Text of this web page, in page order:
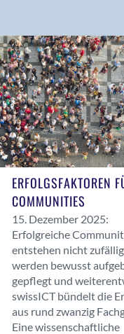
ERFOLGSFAKTOREN
COMMUNITIES
15. Dezember 2025:
Erfolgreiche
entstehen nicht
werden bewusst
gepflegt und
swissICT bündelt die
aus rund zwanzig
Eine wissenschaftliche